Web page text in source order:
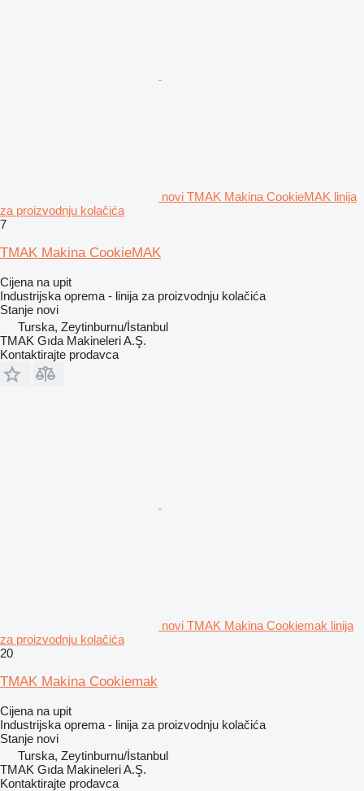
novi TMAK Makina CookieMAK linija
za proizvodnju kolačića
7
TMAK Makina CookieMAK
Cijena na upit
Industrijska oprema - linija za proizvodnju kolačića
Stanje novi
Turska, Zeytinburnu/İstanbul
TMAK Gıda Makineleri A.Ş.
Kontaktirajte prodavca
novi TMAK Makina Cookiemak linija
za proizvodnju kolačića
20
TMAK Makina Cookiemak
Cijena na upit
Industrijska oprema - linija za proizvodnju kolačića
Stanje novi
Turska, Zeytinburnu/İstanbul
TMAK Gıda Makineleri A.Ş.
Kontaktirajte prodavca